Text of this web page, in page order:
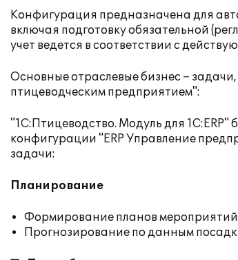
Конфигурация предназначена для
включая подготовку обязательной
учет ведется в соответствии с
Основные отраслевые бизнес –
птицеводческим предприятием":
"1С:Птицеводство. Модуль для
конфигурации "ERP Управление
задачи:
Планирование
Формирование планов
Прогнозирование по данным